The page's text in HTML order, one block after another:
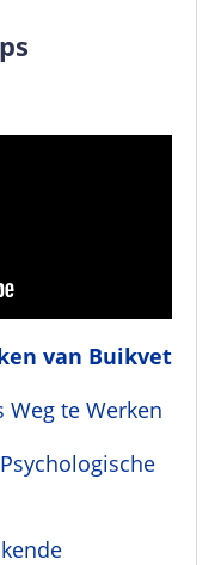
van Buikvet
Weg te Werken